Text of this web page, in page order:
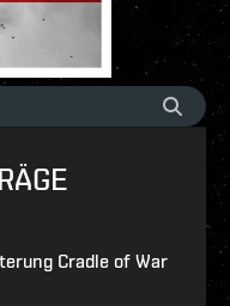
Cradle of War